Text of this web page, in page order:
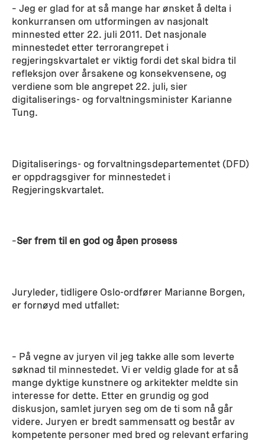
– Jeg er glad for at så mange har ønsket å delta i
konkurransen om utformingen av nasjonalt
minnested etter 22. juli 2011. Det nasjonale
minnestedet etter terrorangrepet i
regjeringskvartalet er viktig fordi det skal bidra til
refleksjon over årsakene og konsekvensene, og
verdiene som ble angrepet 22. juli, sier
digitaliserings- og forvaltningsminister Karianne
Tung.
Digitaliserings- og forvaltningsdepartementet (DFD)
er oppdragsgiver for minnestedet i
Regjeringskvartalet.
–Ser frem til en god og åpen prosess
Juryleder, tidligere Oslo-ordfører Marianne Borgen,
er fornøyd med utfallet:
– På vegne av juryen vil jeg takke alle som leverte
søknad til minnestedet. Vi er veldig glade for at så
mange dyktige kunstnere og arkitekter meldte sin
interesse for dette. Etter en grundig og god
diskusjon, samlet juryen seg om de ti som nå går
videre. Juryen er bredt sammensatt og består av
kompetente personer med bred og relevant erfaring